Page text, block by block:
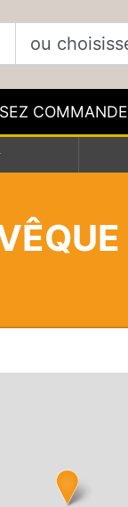
COMMANDE